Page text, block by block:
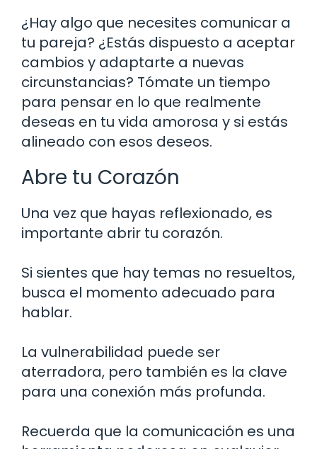
¿Hay algo que necesites comunicar a
tu pareja? ¿Estás dispuesto a aceptar
cambios y adaptarte a nuevas
circunstancias? Tómate un tiempo
para pensar en lo que realmente
deseas en tu vida amorosa y si estás
alineado con esos deseos.
Abre tu Corazón
Una vez que hayas reflexionado, es
importante abrir tu corazón.
Si sientes que hay temas no resueltos,
busca el momento adecuado para
hablar.
La vulnerabilidad puede ser
aterradora, pero también es la clave
para una conexión más profunda.
Recuerda que la comunicación es una